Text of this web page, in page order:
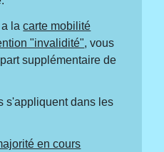
a lacarte mobilité
"invalidité", vous
supplémentaire de
s'appliquent dans les
en cours